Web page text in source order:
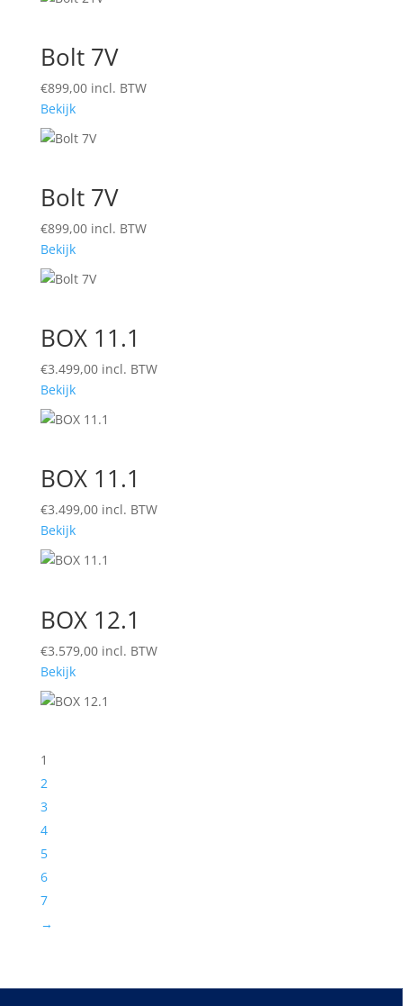
Bolt 7V
€899,00incl. BTW
Bekijk
Bolt 7V
€899,00incl. BTW
Bekijk
BOX 11.1
€3.499,00incl. BTW
Bekijk
BOX 11.1
€3.499,00incl. BTW
Bekijk
BOX 12.1
€3.579,00incl. BTW
Bekijk
1
2
3
4
5
6
7
→